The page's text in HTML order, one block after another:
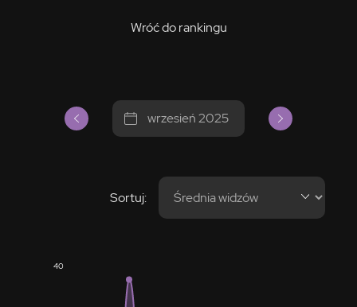
Wróć do rankingu
wrzesień 2025
Sortuj:
40